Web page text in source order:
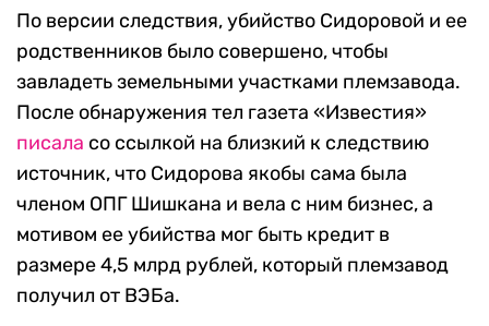
По версии следствия, убийство Сидоровой и ее
родственников было совершено, чтобы
завладеть земельными участками племзавода.
После обнаружения тел газета «Известия»
писала со ссылкой на близкий к следствию
источник, что Сидорова якобы сама была
членом ОПГ Шишкана и вела с ним бизнес, а
мотивом ее убийства мог быть кредит в
размере 4,5 млрд рублей, который племзавод
получил от ВЭБа.